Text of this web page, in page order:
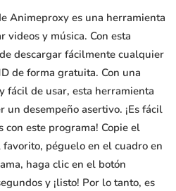
Animeproxy es una herramienta
videos y música. Con esta
descargar fácilmente cualquier
de forma gratuita. Con una
fácil de usar, esta herramienta
un desempeño asertivo. ¡Es fácil
con este programa! Copie el
péguelo en el cuadro en
haga clic en el botón
y ¡listo! Por lo tanto, es